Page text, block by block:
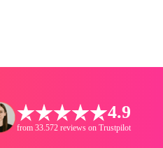
4.9
from 33.572 reviews on Trustpilot